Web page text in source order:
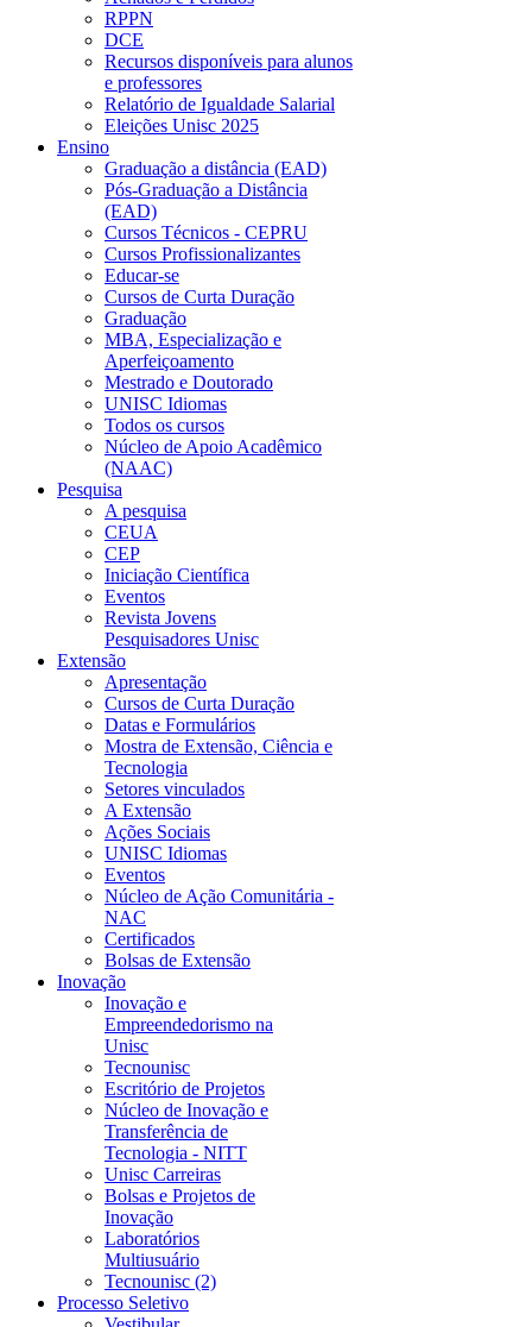
RPPN
DCE
Recursos disponíveis para alunos
e professores
Relatório de Igualdade Salarial
Eleições Unisc 2025
Ensino
Graduação a distância (EAD)
Pós-Graduação a Distância
(EAD)
Cursos Técnicos - CEPRU
Cursos Profissionalizantes
Educar-se
Cursos de Curta Duração
Graduação
MBA, Especialização e
Aperfeiçoamento
Mestrado e Doutorado
UNISC Idiomas
Todos os cursos
Núcleo de Apoio Acadêmico
(NAAC)
Pesquisa
A pesquisa
CEUA
CEP
Iniciação Científica
Eventos
Revista Jovens
Pesquisadores Unisc
Extensão
Apresentação
Cursos de Curta Duração
Datas e Formulários
Mostra de Extensão, Ciência e
Tecnologia
Setores vinculados
A Extensão
Ações Sociais
UNISC Idiomas
Eventos
Núcleo de Ação Comunitária -
NAC
Certificados
Bolsas de Extensão
Inovação
Inovação e
Empreendedorismo na
Unisc
Tecnounisc
Escritório de Projetos
Núcleo de Inovação e
Transferência de
Tecnologia - NITT
Unisc Carreiras
Bolsas e Projetos de
Inovação
Laboratórios
Multiusuário
Tecnounisc (2)
Processo Seletivo